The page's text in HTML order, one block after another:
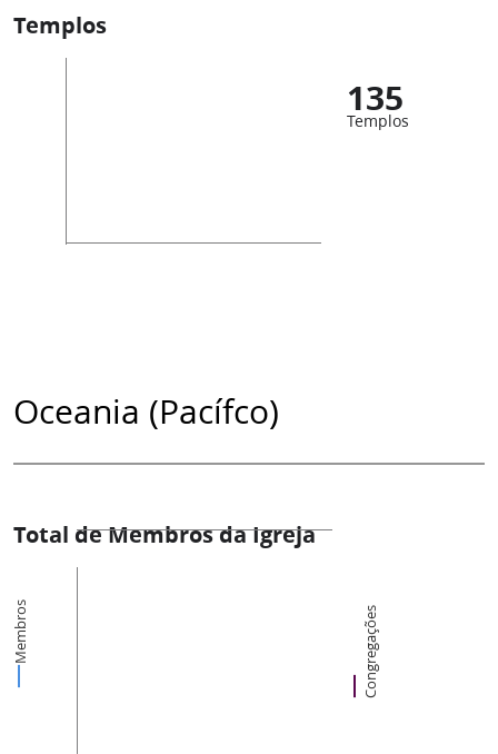
Templos
135
Templos
Oceania (Pacífco)
Total de Membros da Igreja
Membros Congregações